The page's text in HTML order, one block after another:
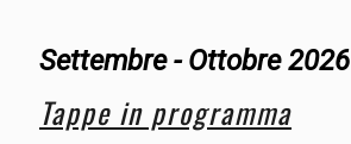
Settembre - Ottobre 2026
Tappe in programma